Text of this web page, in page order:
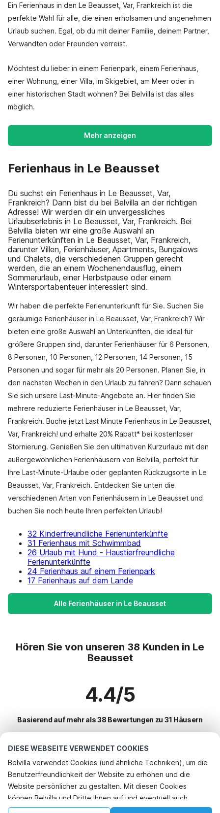
DIESE WEBSEITE VERWENDET COOKIES
Belvilla verwendet Cookies (und ähnliche Techniken), um die
Benutzerfreundlichkeit der Website zu erhöhen und die
Website persönlicher zu gestalten. Mit diesen Cookies
können Belvilla und Dritte Ihnen auf und eventuell auch
außerhalb unserer Website folgen, um Werbung Ihren
Ein Ferienhaus in den Le Beausset, Var, Frankreich ist die
perfekte Wahl für alle, die einen erholsamen und angenehmen
Urlaub suchen. Egal, ob du mit deiner Familie, deinem Partner,
Verwandten oder Freunden verreist.
Möchtest du lieber in einem Ferienpark, einem Ferienhaus,
einer Wohnung, einer Villa, im Skigebiet, am Meer oder in
einer historischen Stadt wohnen? Bei Belvilla ist das alles
möglich.
Mehr anzeigen
Ferienhaus in Le Beausset
Du suchst ein Ferienhaus in Le Beausset, Var,
Frankreich? Dann bist du bei Belvilla an der richtigen
Adresse! Wir werden dir ein unvergessliches
Urlaubserlebnis in Le Beausset, Var, Frankreich. Bei
Belvilla bieten wir eine große Auswahl an
Ferienunterkünften in Le Beausset, Var, Frankreich,
darunter Villen, Ferienhäuser, Apartments, Bungalows
und Chalets, die verschiedenen Gruppen gerecht
werden, die an einem Wochenendausflug, einem
Sommerurlaub, einer Herbstpause oder einem
Wintersportabenteuer interessiert sind.
Wir haben die perfekte Ferienunterkunft für Sie. Suchen Sie
geräumige Ferienhäuser in Le Beausset, Var, Frankreich? Wir
bieten eine große Auswahl an Unterkünften, die ideal für
größere Gruppen sind, darunter Ferienhäuser für 6 Personen,
8 Personen, 10 Personen, 12 Personen, 14 Personen, 15
Personen und sogar für mehr als 20 Personen. Planen Sie, in
den nächsten Wochen in den Urlaub zu fahren? Dann schauen
Sie sich unsere Last-Minute-Angebote an. Hier finden Sie
mehrere reduzierte Ferienhäuser in Le Beausset, Var,
Frankreich. Buche jetzt Last Minute Ferienhaus in Le Beausset,
Var, Frankreich! und erhalte 20% Rabatt* bei kostenloser
Stornierung. Genießen Sie den ultimativen Kurzurlaub mit den
außergewöhnlichen Ferienhäusern von Belvilla, perfekt für
Ihre Last-Minute-Urlaube oder geplanten Rückzugsorte in Le
Beausset, Var, Frankreich. Entdecken Sie unten die
verschiedenen Arten von Ferienhäusern in Le Beausset und
buchen Sie noch heute Ihren perfekten Urlaub!
32 Kinderfreundliche Ferienunterkünfte
31 Ferienhaus mit Schwimmbad
26 Urlaub mit Hund - Haustierfreundliche
Ferienunterkünfte
24 Ferienhaus auf einem Ferienpark
17 Ferienhaus auf dem Lande
Alle Ferienhäuser in Le Beausset
Hören Sie von unseren 38 Kunden in Le
Beausset
4.4/5
Basierend auf mehr als 38 Bewertungen zu 31 Häusern
Beliebteste Reiseziele für Urlaub
Top-Städte mit Top-Annehmlichkeiten für den Urlaub
Kinderfreundliche Ferienunterkünfte lorgues
Kinderfreundliche Ferienunterkünfte draguignan
Beliebte Ausstattungen für Urlaub in Le-beausset